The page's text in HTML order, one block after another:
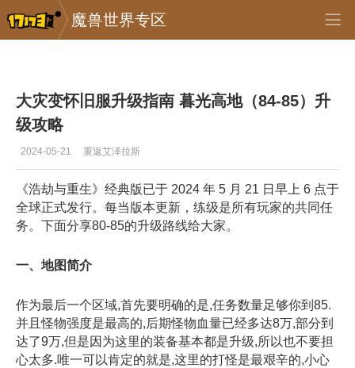
魔兽世界专区
专区_《魔兽世界》 >
大灾变怀旧服升级指南 暮光高地（84-85）升
级攻略
2024-05-21 重返艾泽拉斯
《浩劫与重生》经典版已于 2024 年 5 月 21 日早上 6 点于
全球正式发行。每当版本更新，练级是所有玩家的共同任
务。下面分享80-85的升级路线给大家。
一、地图简介
作为最后一个区域,首先要明确的是,任务数量足够你到85.
并且怪物强度是最高的,后期怪物血量已经多达8万,部分到
达了9万,但是因为这里的装备基本都是升级,所以也不要担
心太多.唯一可以肯定的就是,这里的打怪是最艰辛的,小心